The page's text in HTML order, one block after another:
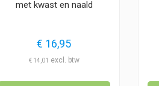
met kwast en naald
€ 16,95
€14,01